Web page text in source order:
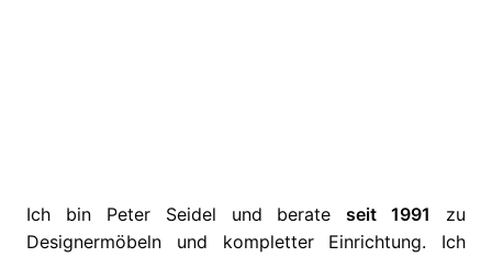
Ich bin Peter Seidel und berateseit 1991
zu
Designermöbeln und kompletter Einrichtung. Ich